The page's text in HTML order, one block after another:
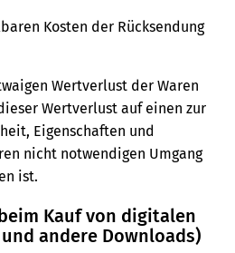
Kosten der Rücksendung
Wertverlust der Waren
Wertverlust auf einen zur
Eigenschaften und
nicht notwendigen Umgang
ist.
Kauf von digitalen
andere Downloads)